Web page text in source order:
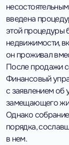
введена
этой процедуры
недвижимости,
он проживал
После продажи
Финансовый
с заявлением об
замещающего
Однако
порядка,
в нем.